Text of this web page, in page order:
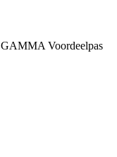
Voordeelpas